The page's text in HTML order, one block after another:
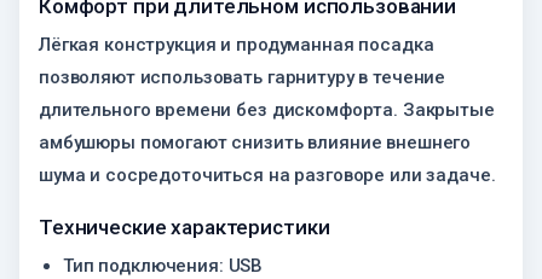
Комфорт при длительном использовании
Лёгкая конструкция и продуманная посадка
позволяют использовать гарнитуру в течение
длительного времени без дискомфорта. Закрытые
амбушюры помогают снизить влияние внешнего
шума и сосредоточиться на разговоре или задаче.
Технические характеристики
Тип подключения: USB